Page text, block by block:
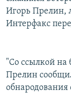
Игорь Прелин,
Интерфакс
"Со ссылкой на
Прелин
обнародования